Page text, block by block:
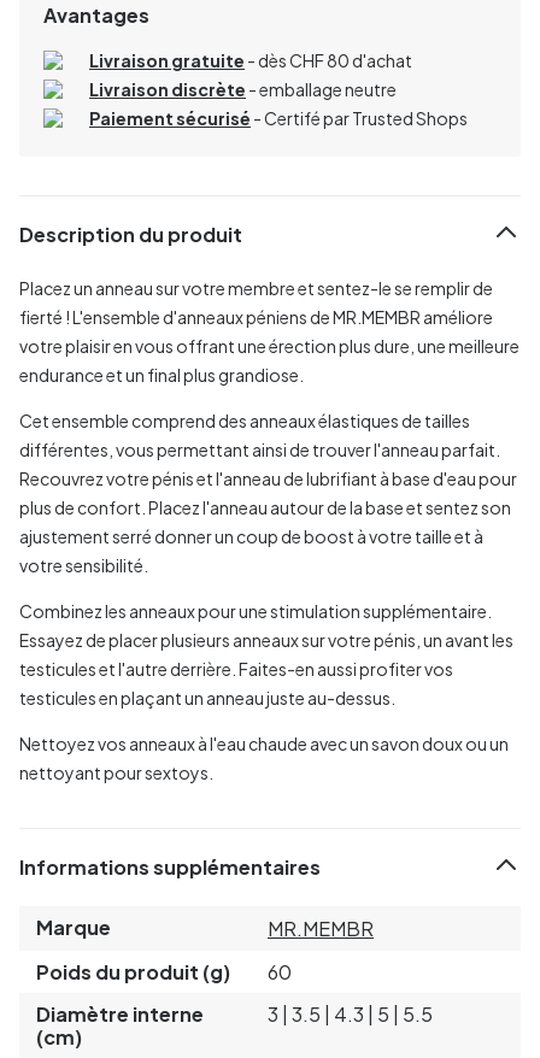
Avantages
Livraison gratuite - dès CHF 80 d'achat
Livraison discrète - emballage neutre
Paiement sécurisé - Certifé par Trusted Shops
Description du produit
Placez un anneau sur votre membre et sentez-le se remplir de
fierté ! L'ensemble d'anneaux péniens de MR.MEMBR améliore
votre plaisir en vous offrant une érection plus dure, une meilleure
endurance et un final plus grandiose.
Cet ensemble comprend des anneaux élastiques de tailles
différentes, vous permettant ainsi de trouver l'anneau parfait.
Recouvrez votre pénis et l'anneau de lubrifiant à base d'eau pour
plus de confort. Placez l'anneau autour de la base et sentez son
ajustement serré donner un coup de boost à votre taille et à
votre sensibilité.
Combinez les anneaux pour une stimulation supplémentaire.
Essayez de placer plusieurs anneaux sur votre pénis, un avant les
testicules et l'autre derrière. Faites-en aussi profiter vos
testicules en plaçant un anneau juste au-dessus.
Nettoyez vos anneaux à l'eau chaude avec un savon doux ou un
nettoyant pour sextoys.
Informations supplémentaires
Marque
MR.MEMBR
Poids du produit (g)
60
Diamètre interne
(cm)
3 | 3.5 | 4.3 | 5 | 5.5